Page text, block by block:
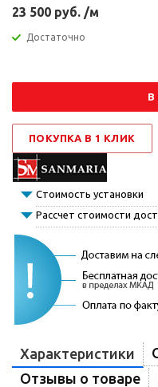
23 500 руб. /м
Достаточно
В
ПОКУПКА В 1 КЛИК
Стоимость установки
Рассчет стоимости
Характеристики
Отзывы о товаре